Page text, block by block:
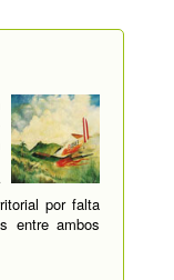
por falta
entre ambos